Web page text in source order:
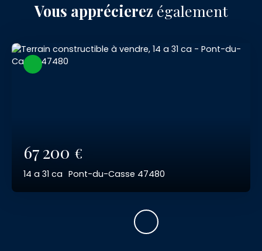
Vous apprécierez également
67 200 €
14 a 31 ca Pont-du-Casse 47480